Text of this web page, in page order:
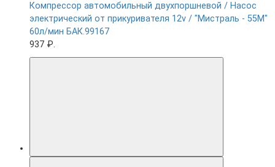
Компрессор автомобильный двухпоршневой / Насос
электрический от прикуривателя 12v / "Мистраль - 55М"
60л/мин БАК.99167
937 ₽.